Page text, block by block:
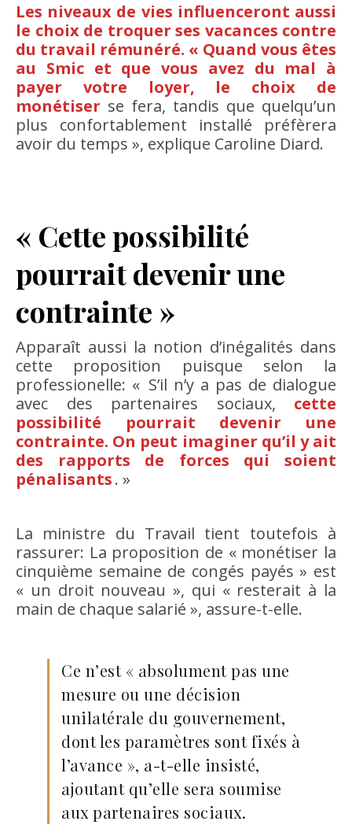
Les niveaux de vies influenceront aussi
le choix de troquer ses vacances contre
du travail rémunéré. « Quand vous êtes
au Smic et que vous avez du mal à
payer votre loyer, le choix de
monétiser se fera, tandis que quelqu’un
plus confortablement installé préfèrera
avoir du temps », explique Caroline Diard.
« Cette possibilité
pourrait devenir une
contrainte »
Apparaît aussi la notion d’inégalités dans
cette proposition puisque selon la
professionelle: « S’il n’y a pas de dialogue
avec des partenaires sociaux, cette
possibilité pourrait devenir une
contrainte. On peut imaginer qu’il y ait
des rapports de forces qui soient
pénalisants. »
La ministre du Travail tient toutefois à
rassurer: La proposition de « monétiser la
cinquième semaine de congés payés » est
« un droit nouveau », qui « resterait à la
main de chaque salarié », assure-t-elle.
Ce n’est « absolument pas une
mesure ou une décision
unilatérale du gouvernement,
dont les paramètres sont fixés à
l’avance », a-t-elle insisté,
ajoutant qu’elle sera soumise
aux partenaires sociaux.